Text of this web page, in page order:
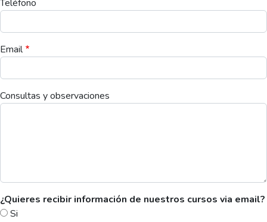
Teléfono
Email
Consultas y observaciones
¿Quieres recibir información de nuestros cursos via email?
Si